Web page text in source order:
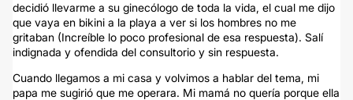
decidió llevarme a su ginecólogo de toda la vida, el cual me dijo
que vaya en bikini a la playa a ver si los hombres no me
gritaban (Increíble lo poco profesional de esa respuesta). Salí
indignada y ofendida del consultorio y sin respuesta.
Cuando llegamos a mi casa y volvimos a hablar del tema, mi
papa me sugirió que me operara. Mi mamá no quería porque ella